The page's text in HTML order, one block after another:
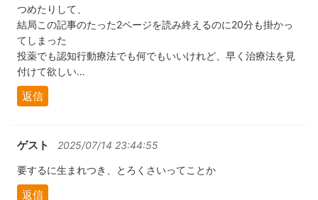
つめたりして、
結局この記事のたった2ページを読み終えるのに20分も掛かっ
てしまった
投薬でも認知行動療法でも何でもいいけれど、早く治療法を見
付けて欲しい…
返信
ゲスト 2025/07/14 23:44:55
要するに生まれつき、とろくさいってことか
返信